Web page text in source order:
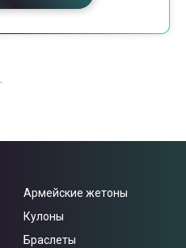
Армейские жетоны
Кулоны
Браслеты